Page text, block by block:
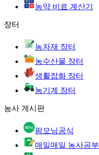
농약 비료 계산기
장터
농자재 장터
농수산물 장터
생활잡화 장터
농기계 장터
농사 게시판
팜모닝공식
매일매일 농사공부